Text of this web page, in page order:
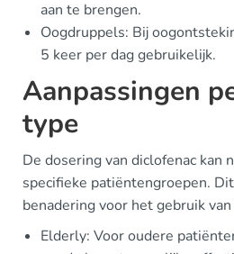
aan te brengen.
Oogdruppels: Bij
5 keer per dag gebruikelijk.
Aanpassingen
type
De dosering van diclofenac kan
specifieke patiëntengroepen.
benadering voor het gebruik
Elderly: Voor oudere